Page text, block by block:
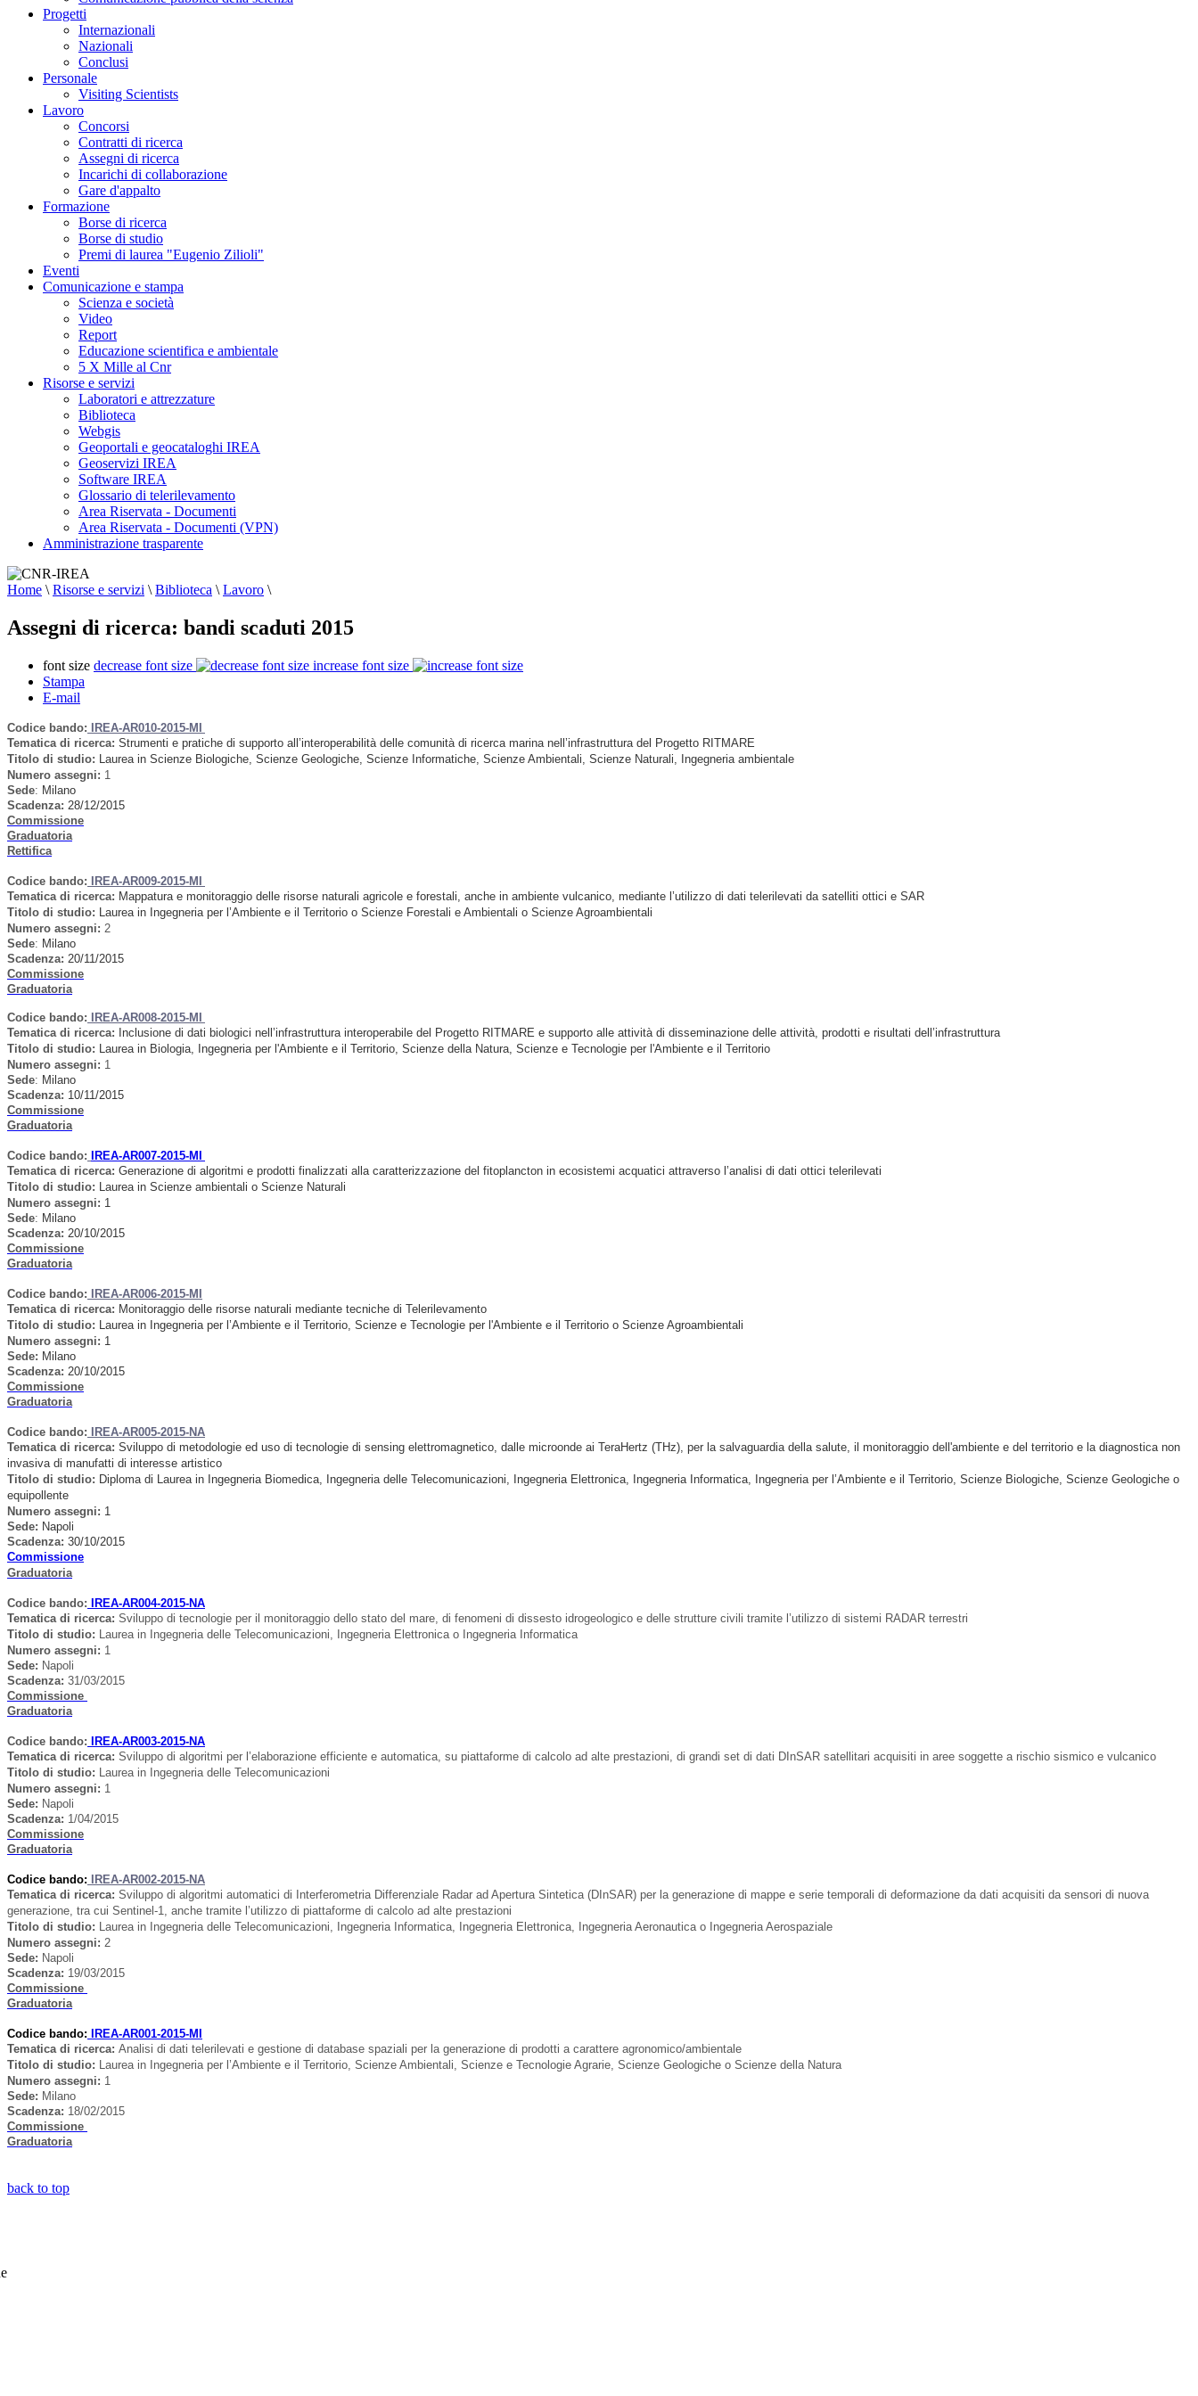
Progetti
Internazionali
Nazionali
Conclusi
Personale
Visiting Scientists
Lavoro
Concorsi
Contratti di ricerca
Assegni di ricerca
Incarichi di collaborazione
Gare d'appalto
Formazione
Borse di ricerca
Borse di studio
Premi di laurea "Eugenio Zilioli"
Eventi
Comunicazione e stampa
Scienza e società
Video
Report
Educazione scientifica e ambientale
5 X Mille al Cnr
Risorse e servizi
Laboratori e attrezzature
Biblioteca
Webgis
Geoportali e geocataloghi IREA
Geoservizi IREA
Software IREA
Glossario di telerilevamento
Area Riservata - Documenti
Area Riservata - Documenti (VPN)
Amministrazione trasparente
Home \ Risorse e servizi \ Biblioteca \ Lavoro \
Assegni di ricerca: bandi scaduti 2015
font size decrease font size
increase font size
Stampa
E-mail
Codice bando:
IREA-AR010-2015-MI
Tematica di ricerca: Strumenti e pratiche di supporto all’interoperabilità delle comunità di ricerca marina nell’infrastruttura del Progetto RITMARE
Titolo di studio:
Laurea in Scienze Biologiche, Scienze Geologiche, Scienze Informatiche, Scienze Ambientali, Scienze Naturali, Ingegneria ambientale
Numero assegni: 1
Sede: Milano
Scadenza: 28/12/2015
Commissione
Graduatoria
Rettifica
Codice bando:
IREA-AR009-2015-MI
Tematica di ricerca: Mappatura e monitoraggio delle risorse naturali agricole e forestali, anche in ambiente vulcanico, mediante l’utilizzo di dati telerilevati da satelliti ottici e SAR
Titolo di studio:
Laurea in Ingegneria per l’Ambiente e il Territorio o Scienze Forestali e Ambientali o Scienze Agroambientali
Numero assegni: 2
Sede: Milano
Scadenza: 20/11/2015
Commissione
Graduatoria
Codice bando:
IREA-AR008-2015-MI
Tematica di ricerca: Inclusione di dati biologici nell’infrastruttura interoperabile del Progetto RITMARE e supporto alle attività di disseminazione delle attività, prodotti e risultati dell’infrastruttura
Titolo di studio:
Laurea in Biologia, Ingegneria per l'Ambiente e il Territorio, Scienze della Natura, Scienze e Tecnologie per l'Ambiente e il Territorio
Numero assegni: 1
Sede: Milano
Scadenza: 10/11/2015
Commissione
Graduatoria
Codice bando:
IREA-AR007-2015-MI
Tematica di ricerca: Generazione di algoritmi e prodotti finalizzati alla caratterizzazione del fitoplancton in ecosistemi acquatici attraverso l’analisi di dati ottici telerilevati
Titolo di studio:
Laurea in Scienze ambientali o Scienze Naturali
Numero assegni: 1
Sede: Milano
Scadenza: 20/10/2015
Commissione
Graduatoria
Codice bando:
IREA-AR006-2015-MI
Tematica di ricerca: Monitoraggio delle risorse naturali mediante tecniche di Telerilevamento
Titolo di studio:
Laurea in Ingegneria per l’Ambiente e il Territorio, Scienze e Tecnologie per l'Ambiente e il Territorio o Scienze Agroambientali
Numero assegni: 1
Sede: Milano
Scadenza: 20/10/2015
Commissione
Graduatoria
Codice bando:
IREA-AR005-2015-NA
Tematica di ricerca: Sviluppo di metodologie ed uso di tecnologie di sensing elettromagnetico, dalle microonde ai TeraHertz (THz), per la salvaguardia della salute, il monitoraggio dell'ambiente e del territorio e la diagnostica non
invasiva di manufatti di interesse artistico
Titolo di studio: Diploma di
Laurea in Ingegneria Biomedica, Ingegneria delle Telecomunicazioni, Ingegneria Elettronica, Ingegneria Informatica, Ingegneria per l’Ambiente e il Territorio, Scienze Biologiche, Scienze Geologiche o
equipollente
Numero assegni: 1
Sede: Napoli
Scadenza: 30/10/2015
Commissione
Graduatoria
Codice bando:
IREA-AR004-2015-NA
Tematica di ricerca: Sviluppo di tecnologie per il monitoraggio dello stato del mare, di fenomeni di dissesto idrogeologico e delle strutture civili tramite l’utilizzo di sistemi RADAR terrestri
Titolo di studio:
Laurea in Ingegneria delle Telecomunicazioni, Ingegneria Elettronica o Ingegneria Informatica
Numero assegni: 1
Sede: Napoli
Scadenza: 31/03/2015
Commissione
Graduatoria
Codice bando:
IREA-AR003-2015-NA
Tematica di ricerca: Sviluppo di algoritmi per l’elaborazione efficiente e automatica, su piattaforme di calcolo ad alte prestazioni, di grandi set di dati DInSAR satellitari acquisiti in aree soggette a rischio sismico e vulcanico
Titolo di studio:
Laurea in Ingegneria delle Telecomunicazioni
Numero assegni: 1
Sede: Napoli
Scadenza: 1/04/2015
Commissione
Graduatoria
Codice bando:
IREA-AR002-2015-NA
Tematica di ricerca: Sviluppo di algoritmi automatici di Interferometria Differenziale Radar ad Apertura Sintetica (DInSAR) per la generazione di mappe e serie temporali di deformazione da dati acquisiti da sensori di nuova
generazione, tra cui Sentinel-1, anche tramite l’utilizzo di piattaforme di calcolo ad alte prestazioni
Titolo di studio:
Laurea in Ingegneria delle Telecomunicazioni, Ingegneria Informatica, Ingegneria Elettronica, Ingegneria Aeronautica o Ingegneria Aerospaziale
Numero assegni: 2
Sede: Napoli
Scadenza: 19/03/2015
Commissione
Graduatoria
Codice bando:
IREA-AR001-2015-MI
Tematica di ricerca: Analisi di dati telerilevati e gestione di database spaziali per la generazione di prodotti a carattere agronomico/ambientale
Titolo di studio:
Laurea in Ingegneria per l’Ambiente e il Territorio, Scienze Ambientali, Scienze e Tecnologie Agrarie, Scienze Geologiche o Scienze della Natura
Numero assegni: 1
Sede: Milano
Scadenza: 18/02/2015
Commissione
Graduatoria
back to top